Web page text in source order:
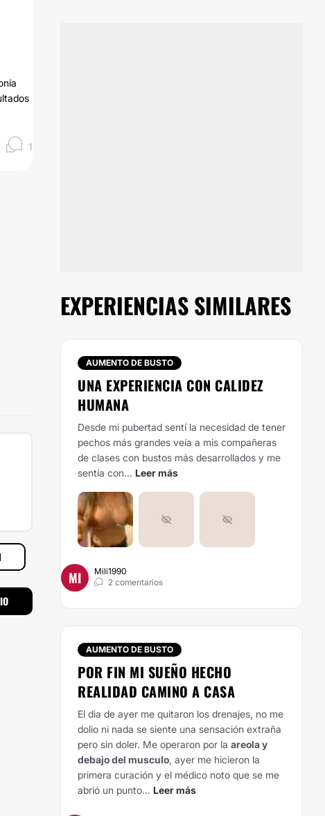
1
EXPERIENCIAS SIMILARES
AUMENTO DE BUSTO
UNA EXPERIENCIA CON CALIDEZ
HUMANA
Desde mi pubertad sentí la necesidad de tener
pechos más grandes veía a mis compañeras
de clases con bustos más desarrollados y me
sentía con... Leer más
MI
Mili1990
2 comentarios
AUMENTO DE BUSTO
POR FIN MI SUEÑO HECHO
REALIDAD CAMINO A CASA
El dia de ayer me quitaron los drenajes, no me
dolio ni nada se siente una sensación extraña
pero sin doler. Me operaron por la areola y
debajo del musculo , ayer me hicieron la
primera curación y el médico noto que se me
abrió un punto... Leer más